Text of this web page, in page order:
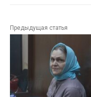
Предыдущая статья